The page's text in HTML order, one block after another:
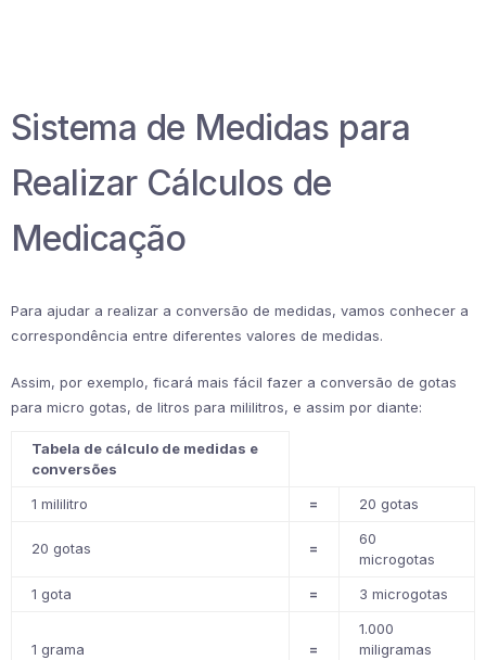
Sistema de Medidas para
Realizar Cálculos de
Medicação
Para ajudar a realizar a conversão de medidas, vamos conhecer a
correspondência entre diferentes valores de medidas.
Assim, por exemplo, ficará mais fácil fazer a conversão de gotas
para micro gotas, de litros para mililitros, e assim por diante:
Tabela de cálculo de medidas e
conversões
1 mililitro
= 20 gotas
20 gotas =
60
microgotas
1 gota
= 3 microgotas
1 grama =
1.000
miligramas